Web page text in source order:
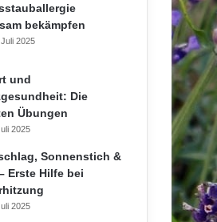
bekämpfen
2025
und
Die
Übungen
2025
Sonnenstich &
Erste Hilfe bei
2025